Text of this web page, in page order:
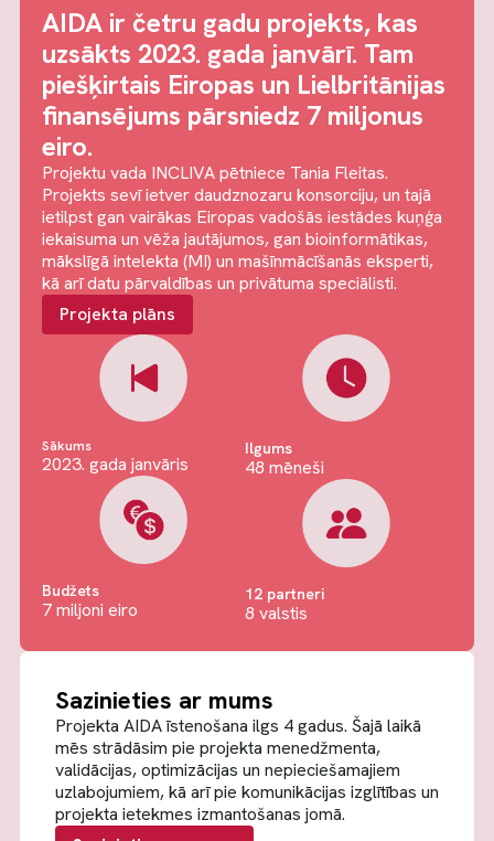
AIDA ir četru gadu projekts, kas
uzsākts 2023. gada janvārī. Tam
piešķirtais Eiropas un Lielbritānijas
finansējums pārsniedz 7 miljonus
eiro.
Projektu vada INCLIVA pētniece Tania Fleitas.
Projekts sevī ietver daudznozaru konsorciju, un tajā
ietilpst gan vairākas Eiropas vadošās iestādes kuņģa
iekaisuma un vēža jautājumos, gan bioinformātikas,
mākslīgā intelekta (MI) un mašīnmācīšanās eksperti,
kā arī datu pārvaldības un privātuma speciālisti.
Projekta plāns
Sākums
2023. gada janvāris
Budžets
7 miljoni eiro
Ilgums
48 mēneši
12 partneri
8 valstis
Sazinieties ar mums
Projekta AIDA īstenošana ilgs 4 gadus. Šajā laikā
mēs strādāsim pie projekta menedžmenta,
validācijas, optimizācijas un nepieciešamajiem
uzlabojumiem, kā arī pie komunikācijas izglītības un
projekta ietekmes izmantošanas jomā.